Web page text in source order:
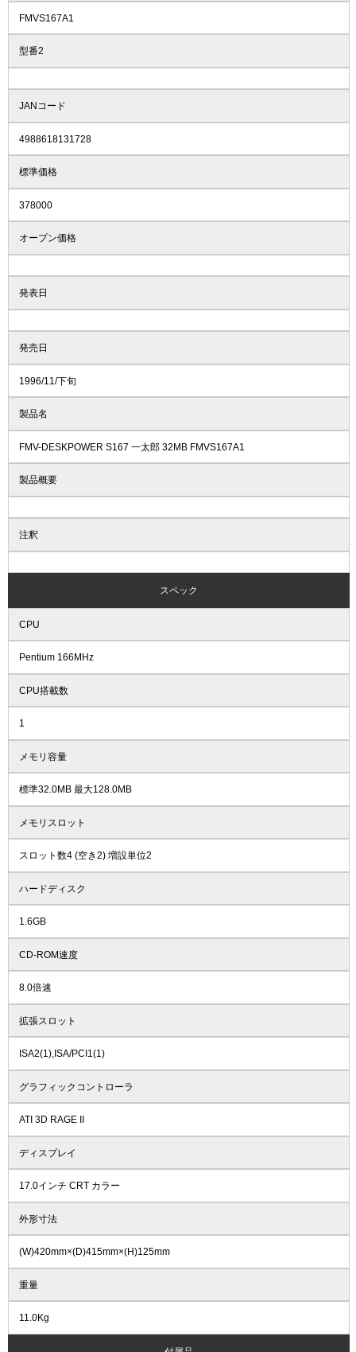
FMVS167A1
型番2
JANコード
4988618131728
標準価格
378000
オープン価格
発表日
発売日
1996/11/下旬
製品名
FMV-DESKPOWER S167 一太郎 32MB FMVS167A1
製品概要
注釈
スペック
CPU
Pentium 166MHz
CPU搭載数
1
メモリ容量
標準32.0MB 最大128.0MB
メモリスロット
スロット数4 (空き2) 増設単位2
ハードディスク
1.6GB
CD-ROM速度
8.0倍速
拡張スロット
ISA2(1),ISA/PCI1(1)
グラフィックコントローラ
ATI 3D RAGE II
ディスプレイ
17.0インチ CRT カラー
外形寸法
(W)420mm×(D)415mm×(H)125mm
重量
11.0Kg